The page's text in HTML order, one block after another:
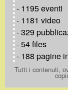
- 1195 eventi
- 1181 video
- 329
- 54 files
- 188 pagine
Tutti i contenuti,